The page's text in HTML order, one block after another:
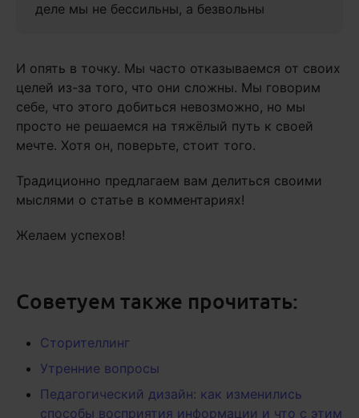
деле мы не бессильны, а безвольны
И опять в точку. Мы часто отказываемся от своих
целей из-за того, что они сложны. Мы говорим
себе, что этого добиться невозможно, но мы
просто не решаемся на тяжёлый путь к своей
мечте. Хотя он, поверьте, стоит того.
Традиционно предлагаем вам делиться своими
мыслями о статье в комментариях!
Желаем успехов!
Советуем также прочитать:
Сторителлинг
Утренние вопросы
Педагогический дизайн: как изменились
способы восприятия информации и что с этим